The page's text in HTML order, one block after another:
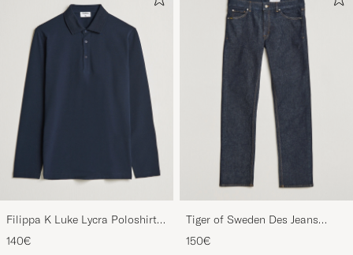
Filippa K Luke Lycra Poloshirt
Navy
140€
Tiger of Sweden Des Jeans
Ripen Blue
150€